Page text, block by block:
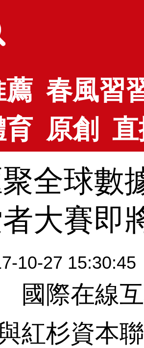
薦 春風習
育 原創
全球數
大賽即
10-27
際在線互
紅杉資本